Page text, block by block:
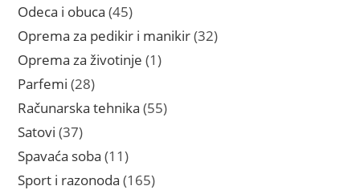
Odeca i obuca 4545
proizvoda
Oprema za pedikir i manikir 3232
Oprema za životinje 11
Parfemi 2828
proizvoda
Računarska tehnika 5555
Satovi 3737
proizvoda
Spavaća soba 1111
proizvoda
Sport i razonoda 165165